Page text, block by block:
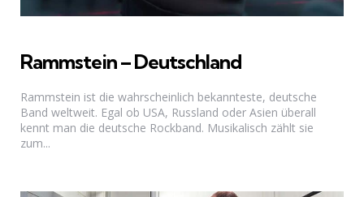
Rammstein – Deutschland
Rammstein ist die wahrscheinlich bekannteste, deutsche
Band weltweit. Egal ob USA, Russland oder Asien überall
kennt man die deutsche Rockband. Musikalisch zählt sie
zum...